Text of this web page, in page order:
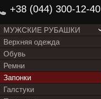
+38 (044) 300-12-40
МУЖСКИЕ РУБАШКИ
Верхняя одежда
Обувь
Ремни
Запонки
Галстуки